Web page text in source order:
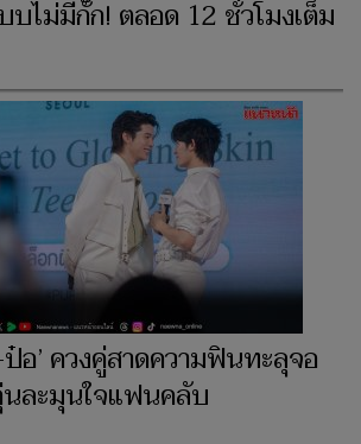
บไม่มีกั๊ก! ตลอด 12 ชั่วโมงเต็ม
อ’ ควงคู่สาดความฟินทะลุจอ
ละมุนใจแฟนคลับ